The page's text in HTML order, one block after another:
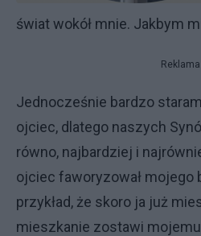
świat wokół mnie. Jakbym
Reklama
Jednocześnie bardzo
ojciec, dlatego naszych
równo, najbardziej i
ojciec faworyzował mojego
przykład, że skoro ja już
mieszkanie zostawi